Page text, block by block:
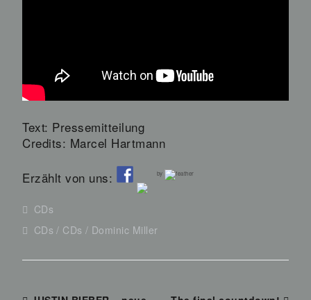
Text: Pressemitteilung
Credits: Marcel Hartmann
Erzählt von uns:
by
CDs
CDs
CDs Dominic Miller